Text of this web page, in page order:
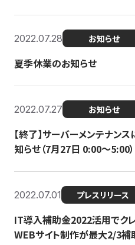
2022.07.28 お知らせ
夏季休業のお知らせ
2022.07.27 お知らせ
【終了】サーバーメンテナン
知らせ（7月27日 0:00〜5:00）
2022.07.01 プレスリリース
IT導入補助金2022活用でク
WEBサイト制作が最大2/3補